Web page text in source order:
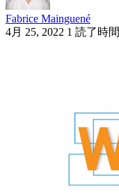
Fabrice Mainguené
4月 25, 2022 1 読了時間